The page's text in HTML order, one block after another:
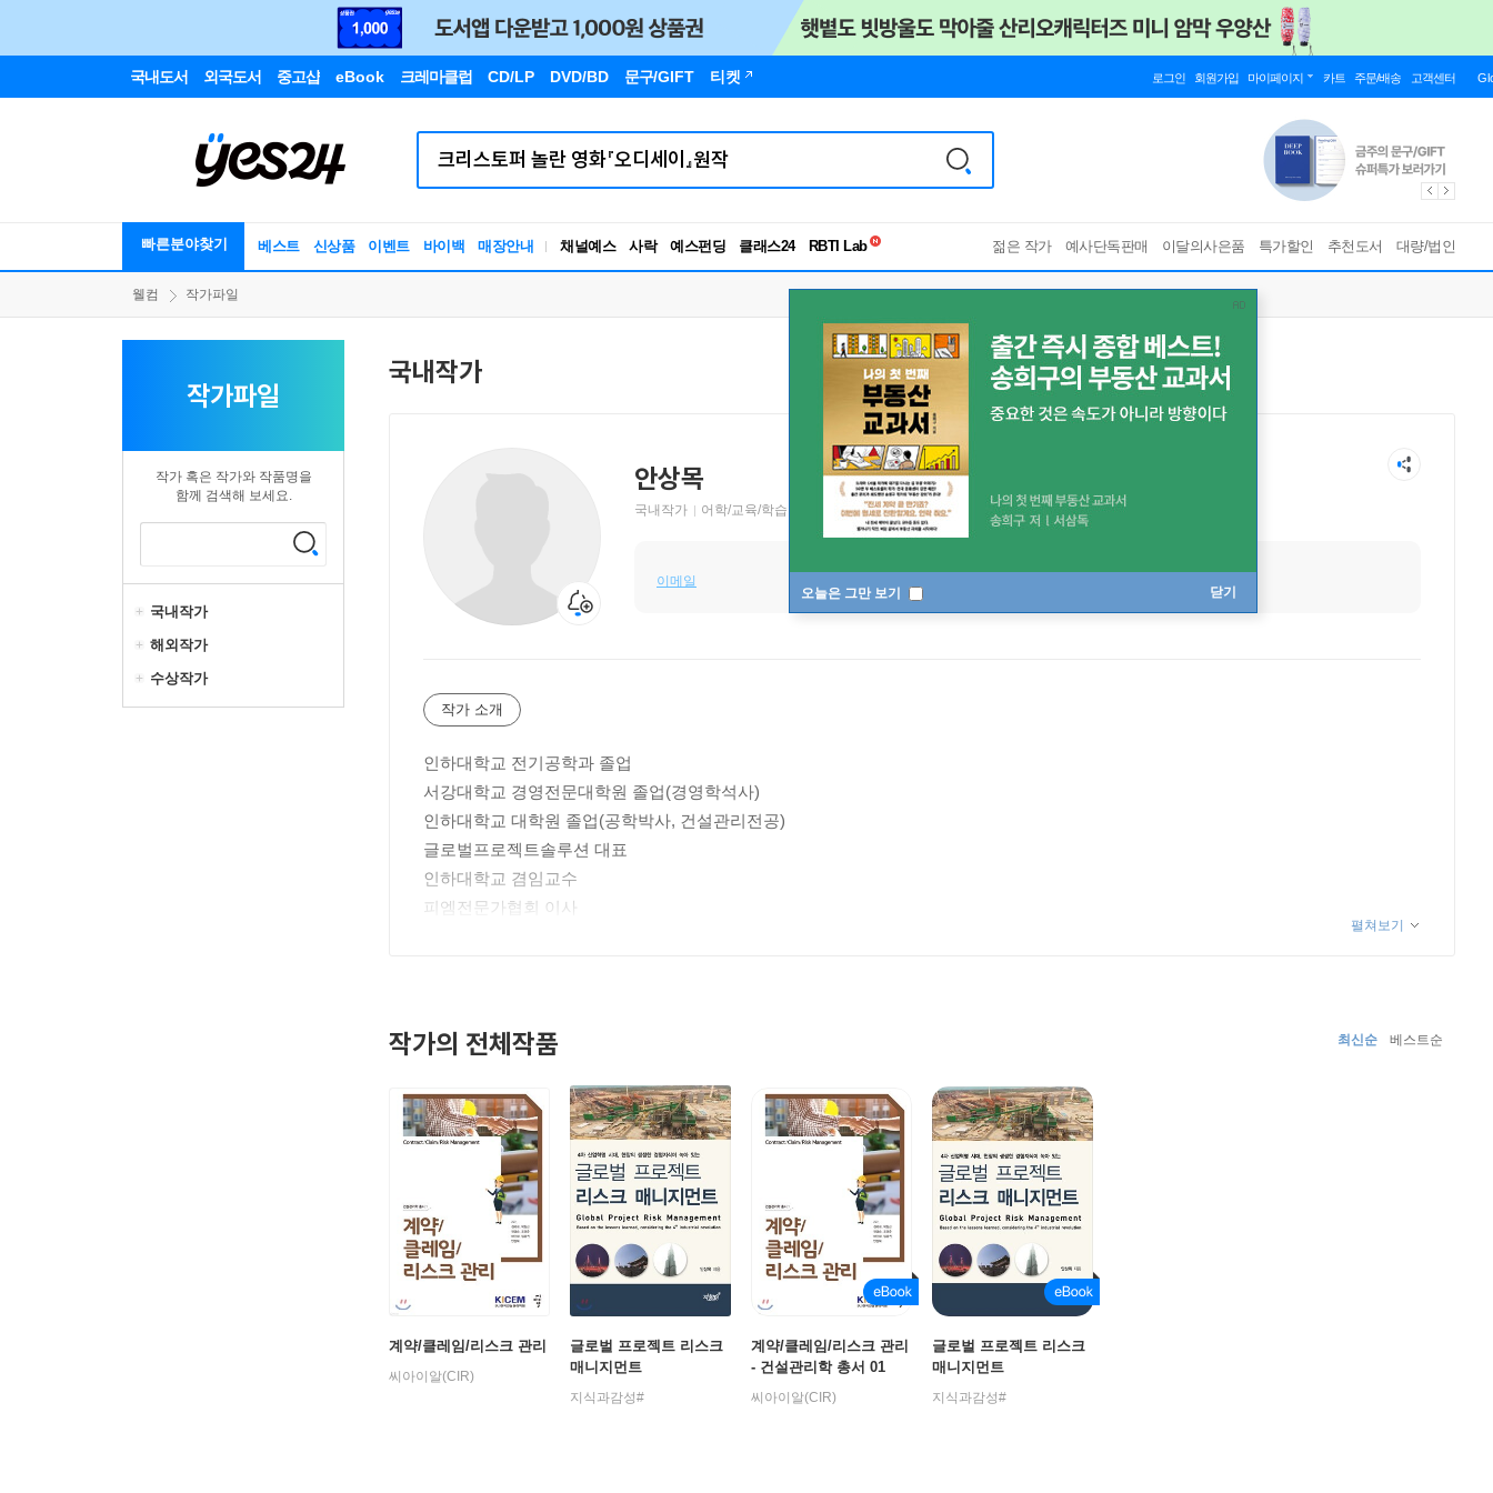
국내도서 외국도서 중고샵 eBook 크레마클럽 CD/LP DVD/BD 문구/GIFT 티켓 로그인 회원가입 마이페이지 카트 주문/배송 고객센터
빠른분야찾기 베스트 신상품 이벤트 바이백 매장안내 채널예스 사락 예스펀딩 클래스24
RBTI Lab
독서유형검사
젊은 작가 예사단독판매 이달의사은품 특가할인 추천도서 대량/법인
오늘은 그만 보기 닫기
웰컴 작가파일
작가파일
작가 혹은 작가와 작품명을
함께 검색해 보세요.
국내작가
해외작가
수상작가
국내작가
안상목
국내작가 어학/교육/학습 저자
이메일
작가 소개
인하대학교 전기공학과 졸업
서강대학교 경영전문대학원 졸업(경영학석사)
인하대학교 대학원 졸업(공학박사, 건설관리전공)
글로벌프로젝트솔루션 대표
인하대학교 겸임교수
피엠전문가협회 이사
펼쳐보기
작가의 전체작품 최신순 베스트순
계약/클레임/리스크 관리
씨아이알(CIR)
글로벌 프로젝트 리스크
매니지먼트
지식과감성#
계약/클레임/리스크 관리
- 건설관리학 총서 01
씨아이알(CIR)
글로벌 프로젝트 리스크
매니지먼트
지식과감성#